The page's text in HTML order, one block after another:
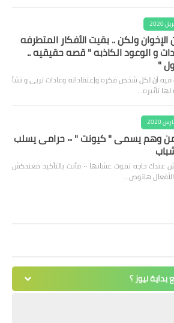
ولكن .. بقيت الأفكار المتطرفه
و الوعود الكاذبه " قصه حقيقيه ..
"
أن لكل شخص فكره وإعتقاداته وعادات تربى و نشأ
تأثيره…
إحترس من وهم يسمى " كيونت " ٠٠ حرامى يسلب
بقلم : زكى عرفه ‎إذا ما كانش عندك حاجه تموت عشانها ٠٠ فأنت بالتأكيد معندكش
نيوز ؟